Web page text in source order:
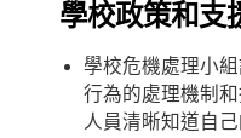
學校政策和支
學校危機處理小
行為的處理機制
人員清晰知道自